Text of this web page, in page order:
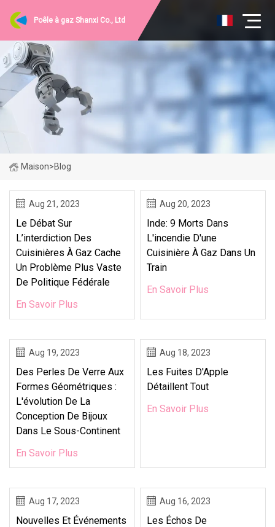
Poêle à gaz Shanxi Co., Ltd
Maison>Blog
Aug 21, 2023
Le Débat Sur
L’interdiction Des
Cuisinières À Gaz Cache
Un Problème Plus Vaste
De Politique Fédérale
En Savoir Plus
Aug 20, 2023
Inde: 9 Morts Dans
L'incendie D'une
Cuisinière À Gaz Dans Un
Train
En Savoir Plus
Aug 19, 2023
Des Perles De Verre Aux
Formes Géométriques :
L'évolution De La
Conception De Bijoux
Dans Le Sous-Continent
En Savoir Plus
Aug 18, 2023
Les Fuites D'Apple
Détaillent Tout
En Savoir Plus
Aug 17, 2023
Nouvelles Et Événements
Aug 16, 2023
Les Échos De